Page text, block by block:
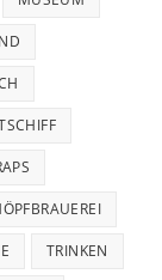
TRINKEN